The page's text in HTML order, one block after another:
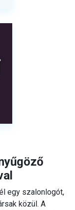
egy szalonlogót,
közül. A